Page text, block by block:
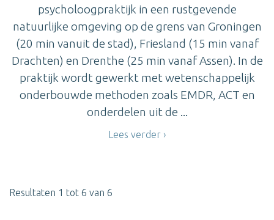
psycholoogpraktijk in een rustgevende
natuurlijke omgeving op de grens van Groningen
(20 min vanuit de stad), Friesland (15 min vanaf
Drachten) en Drenthe (25 min vanaf Assen). In de
praktijk wordt gewerkt met wetenschappelijk
onderbouwde methoden zoals EMDR, ACT en
onderdelen uit de ...
Lees verder
Resultaten 1 tot 6 van 6